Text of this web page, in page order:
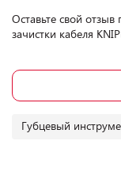
Оставьте свой
зачистки кабеля
Губцевый